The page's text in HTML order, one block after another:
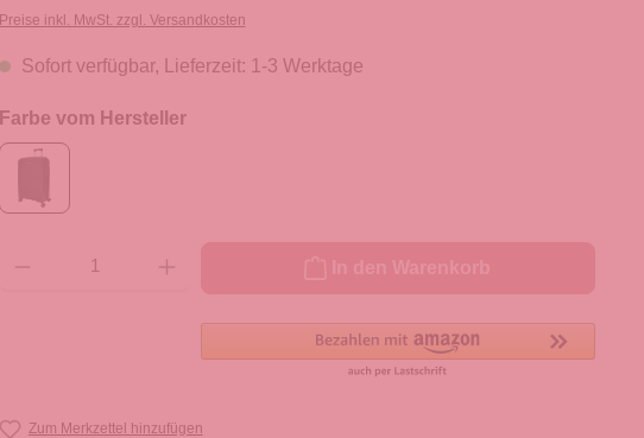
Preise inkl. MwSt. zzgl. Versandkosten
Sofort verfügbar, Lieferzeit: 1-3 Werktage
Farbe vom Hersteller
Zum Merkzettel hinzufügen